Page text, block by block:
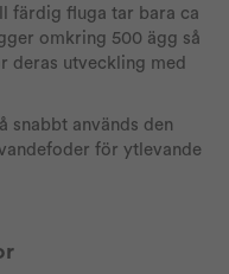
färdig fluga tar bara ca
omkring 500 ägg så
deras utveckling med
snabbt används den
för ytlevande